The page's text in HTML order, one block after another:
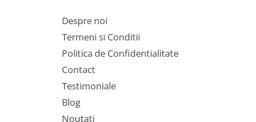
Despre noi
Termeni si Conditii
Politica de Confidentialitate
Contact
Testimoniale
Blog
Noutati